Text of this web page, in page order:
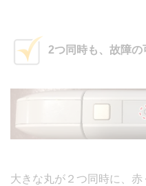
2つ同時も、故障の
大きな丸が２つ同時に、赤